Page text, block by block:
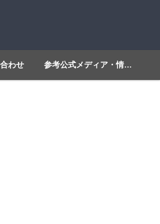
わせ 参考公式メディア・情報源リンク